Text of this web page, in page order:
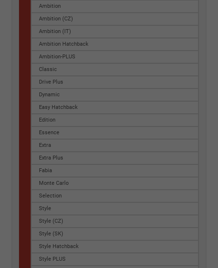
Ambition
Ambition (CZ)
Ambition (IT)
Ambition Hatchback
Ambition-PLUS
Classic
Drive Plus
Dynamic
Easy Hatchback
Edition
Essence
Extra
Extra Plus
Fabia
Monte Carlo
Selection
Style
Style (CZ)
Style (SK)
Style Hatchback
Style PLUS